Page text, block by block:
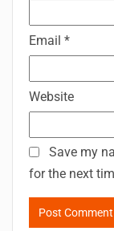
Email *
Website
Save my
for the next